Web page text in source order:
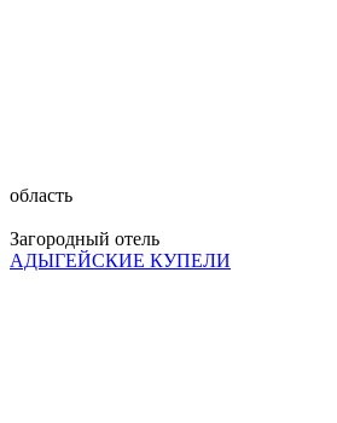
область
Загородный отель
АДЫГЕЙСКИЕ КУПЕЛИ